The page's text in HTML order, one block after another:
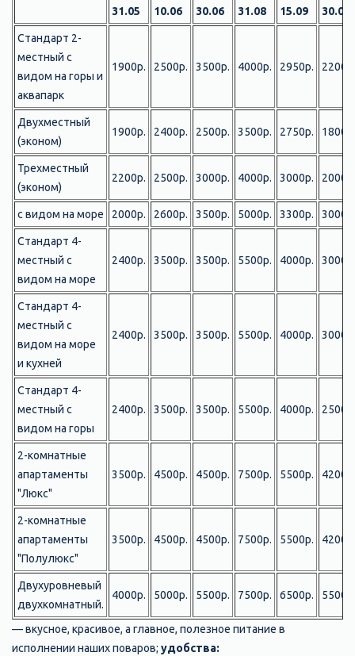
31.05
10.06
30.06
31.08
15.09
30.09
Стандарт 2-
местный с
видом на горы и
аквапарк
1900р. 2500р. 3500р. 4000р. 2950р. 2200р.
Двухместный
(эконом)
1900р. 2400р. 2500р. 3500р. 2750р. 1800р.
Трехместный
(эконом)
2200р. 2500р. 3000р. 4000р. 3000р. 2000р.
с видом на море 2000р. 2600р. 3500р. 5000р. 3300р. 3000р.
Стандарт 4-
местный с
видом на море
2400р. 3500р. 3500р. 5500р. 4000р. 3000р.
Стандарт 4-
местный с
видом на море
и кухней
2400р. 3500р. 3500р. 5500р. 4000р. 3000р.
Стандарт 4-
местный с
видом на горы
2400р. 3500р. 3500р. 5500р. 4000р. 2500р.
2-комнатные
апартаменты
"Люкс"
3500р. 4500р. 4500р. 7500р. 5500р. 4200р.
2-комнатные
апартаменты
"Полулюкс"
3500р. 4500р. 4500р. 7500р. 5500р. 4200р.
Двухуровневый
двухкомнатный.
4000р. 5000р. 5500р. 7500р. 6500р. 5500р.
— вкусное, красивое, а главное, полезное питание в
исполнении наших поваров; удобства: